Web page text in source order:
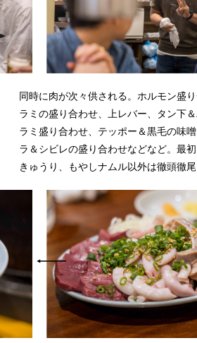
同時に肉が次々供される。ホルモン盛
ラミの盛り合わせ、上レバー、タン下
ラミ盛り合わせ、テッポー＆黒毛の味
ラ＆シビレの盛り合わせなどなど。最
きゅうり、もやしナムル以外は徹頭徹尾